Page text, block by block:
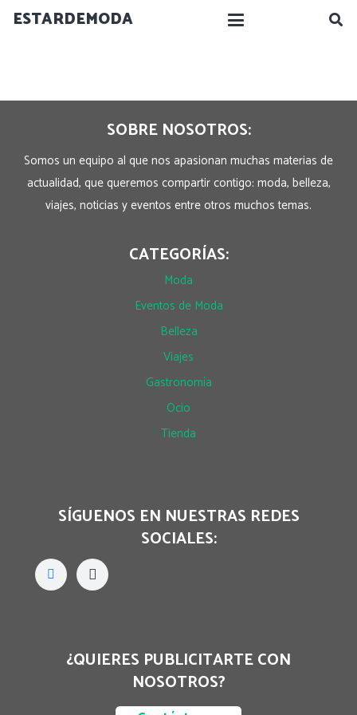
ESTARDEMODA
SOBRE NOSOTROS:
Somos un equipo al que nos apasionan muchas materias de
actualidad, que queremos compartir contigo: moda, belleza,
viajes, noticias y eventos entre otros muchos temas.
CATEGORÍAS:
Moda
Eventos de Moda
Belleza
Viajes
Gastronomía
Ocio
Tienda
SÍGUENOS EN NUESTRAS REDES
SOCIALES:
¿QUIERES PUBLICITARTE CON
NOSOTROS?